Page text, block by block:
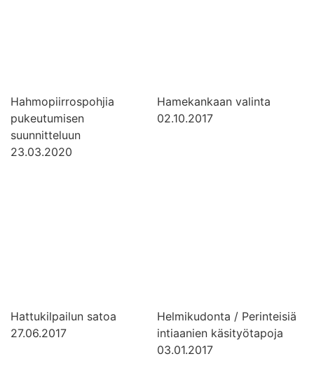
Hahmopiirrospohjia
pukeutumisen
suunnitteluun
23.03.2020
Hamekankaan valinta
02.10.2017
Hattukilpailun satoa
27.06.2017
Helmikudonta / Perinteisiä
intiaanien käsityötapoja
03.01.2017